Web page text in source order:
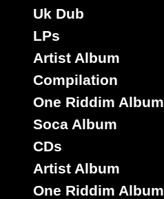
Uk Dub
LPs
Artist Album
Compilation
One Riddim Album
Soca Album
CDs
Artist Album
One Riddim Album